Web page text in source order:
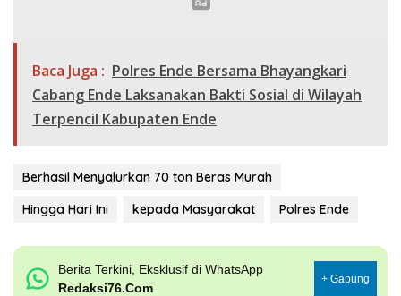
Baca Juga : Polres Ende Bersama Bhayangkari
Cabang Ende Laksanakan Bakti Sosial di Wilayah
Terpencil Kabupaten Ende
Berhasil Menyalurkan 70 ton Beras Murah
Hingga Hari Ini
kepada Masyarakat Polres Ende
Berita Terkini, Eksklusif di WhatsApp
Redaksi76.Com
+ Gabung